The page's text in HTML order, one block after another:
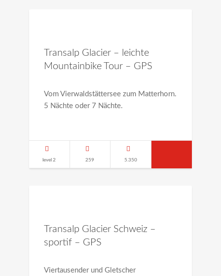
Transalp Glacier – leichte
Mountainbike Tour – GPS
Vom Vierwaldstättersee zum Matterhorn.
5 Nächte oder 7 Nächte.
level 2 259 5.350
Transalp Glacier Schweiz –
sportif – GPS
Viertausender und Gletscher